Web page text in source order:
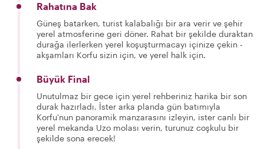
Rahatına Bak
Güneş batarken, turist kalabalığı bir ara verir ve şehir
yerel atmosferine geri döner. Rahat bir şekilde duraktan
durağa ilerlerken yerel koşuşturmacayı içinize çekin -
akşamları Korfu sizin için, ve yerel halk için.
Büyük Final
Unutulmaz bir gece için yerel rehberiniz harika bir son
durak hazırladı. İster arka planda gün batımıyla
Korfu'nun panoramik manzarasını izleyin, ister canlı bir
yerel mekanda Uzo molası verin, turunuz coşkulu bir
şekilde sona erecek!